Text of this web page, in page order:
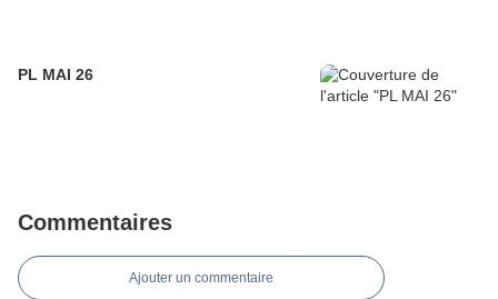
PL MAI 26
Commentaires
Ajouter un commentaire